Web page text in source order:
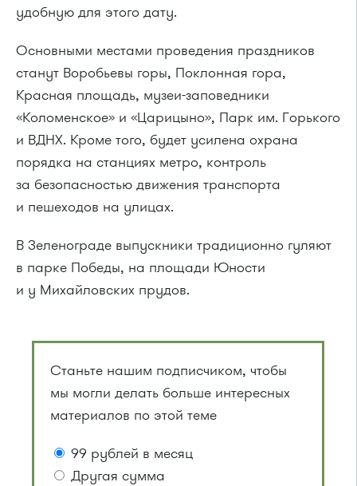
удобную для этого дату.
Основными местами проведения праздников
станут Воробьевы горы, Поклонная гора,
Красная площадь, музеи-заповедники
«Коломенское» и «Царицыно», Парк им. Горького
и ВДНХ. Кроме того, будет усилена охрана
порядка на станциях метро, контроль
за безопасностью движения транспорта
и пешеходов на улицах.
В Зеленограде выпускники традиционно гуляют
в парке Победы, на площади Юности
и у Михайловских прудов.
Станьте нашим подписчиком, чтобы
мы могли делать больше интересных
материалов по этой теме
99 рублей в месяц
Другая сумма